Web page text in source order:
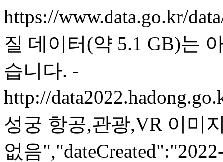
https://www.data.go.kr/
질 데이터(약 5.1 GB)는
습니다. -
http://
성궁 항공,관광,VR 이미
없음